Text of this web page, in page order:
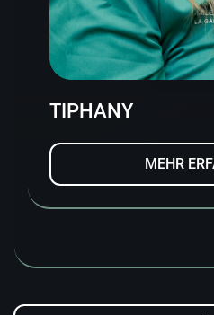
TIPHANY
MEHR